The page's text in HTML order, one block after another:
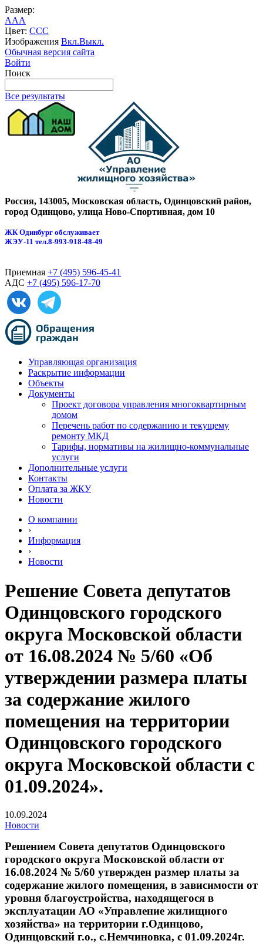
Размер:
AAA
Цвет: CCC
Изображения Вкл.Выкл.
Обычная версия сайта
Войти
Поиск
Все результаты
Россия, 143005, Московская область, Одинцовский район,
город Одинцово, улица Ново-Спортивная, дом 10
ЖК Одинбург обслуживает
ЖЭУ-11 тел.8-993-918-48-49
Приемная +7 (495) 596-45-41
АДС +7 (495) 596-17-70
Управляющая организация
Раскрытие информации
Объекты
Документы
Проект договора управления многоквартирным
домом
Перечень работ по содержанию и текущему
ремонту МКД
Тарифы, нормативы на жилищно-коммунальные
услуги
Дополнительные услуги
Контакты
Оплата за ЖКУ
Новости
О компании
›
Информация
›
Новости
Решение Совета депутатов
Одинцовского городского
округа Московской области
от 16.08.2024 № 5/60 «Об
утверждении размера платы
за содержание жилого
помещения на территории
Одинцовского городского
округа Московской области с
01.09.2024».
10.09.2024
Новости
Решением Совета депутатов Одинцовского
городского округа Московской области от
16.08.2024 № 5/60 утвержден размер платы за
содержание жилого помещения, в зависимости от
уровня благоустройства, находящегося в
эксплуатации АО «Управление жилищного
хозяйства» на территории г.Одинцово,
Одинцовский г.о., с.Немчиновка, с 01.09.2024г.